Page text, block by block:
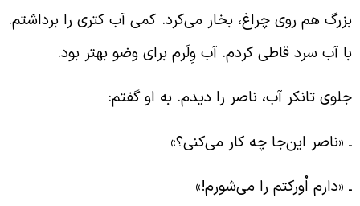
هم روی چراغ، بخار می‌کرد. کمی آب کتری را برداشتم.
آب سرد قاطی کردم. آب وِلَرم برای وضو بهتر بود.
تانکر آب، ناصر را دیدم. به او گفتم:
«ناصر این‌جا چه کار می‌کنی؟»
«دارم اُورکتم را می‌شورم!»